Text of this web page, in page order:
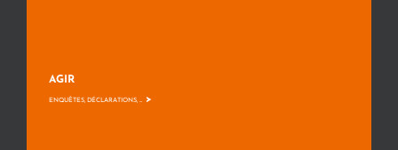
AGIR
ENQUÊTES, DÉCLARATIONS, ... >